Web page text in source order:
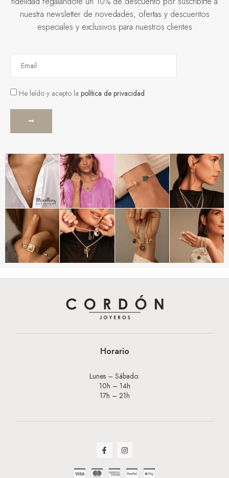
nuestra newsletter de novedades, ofertas y descuentos
especiales y exclusivos para nuestros clientes
He leído y acepto la política de privacidad
Horario
Lunes – Sábado:
10h – 14h
17h – 21h